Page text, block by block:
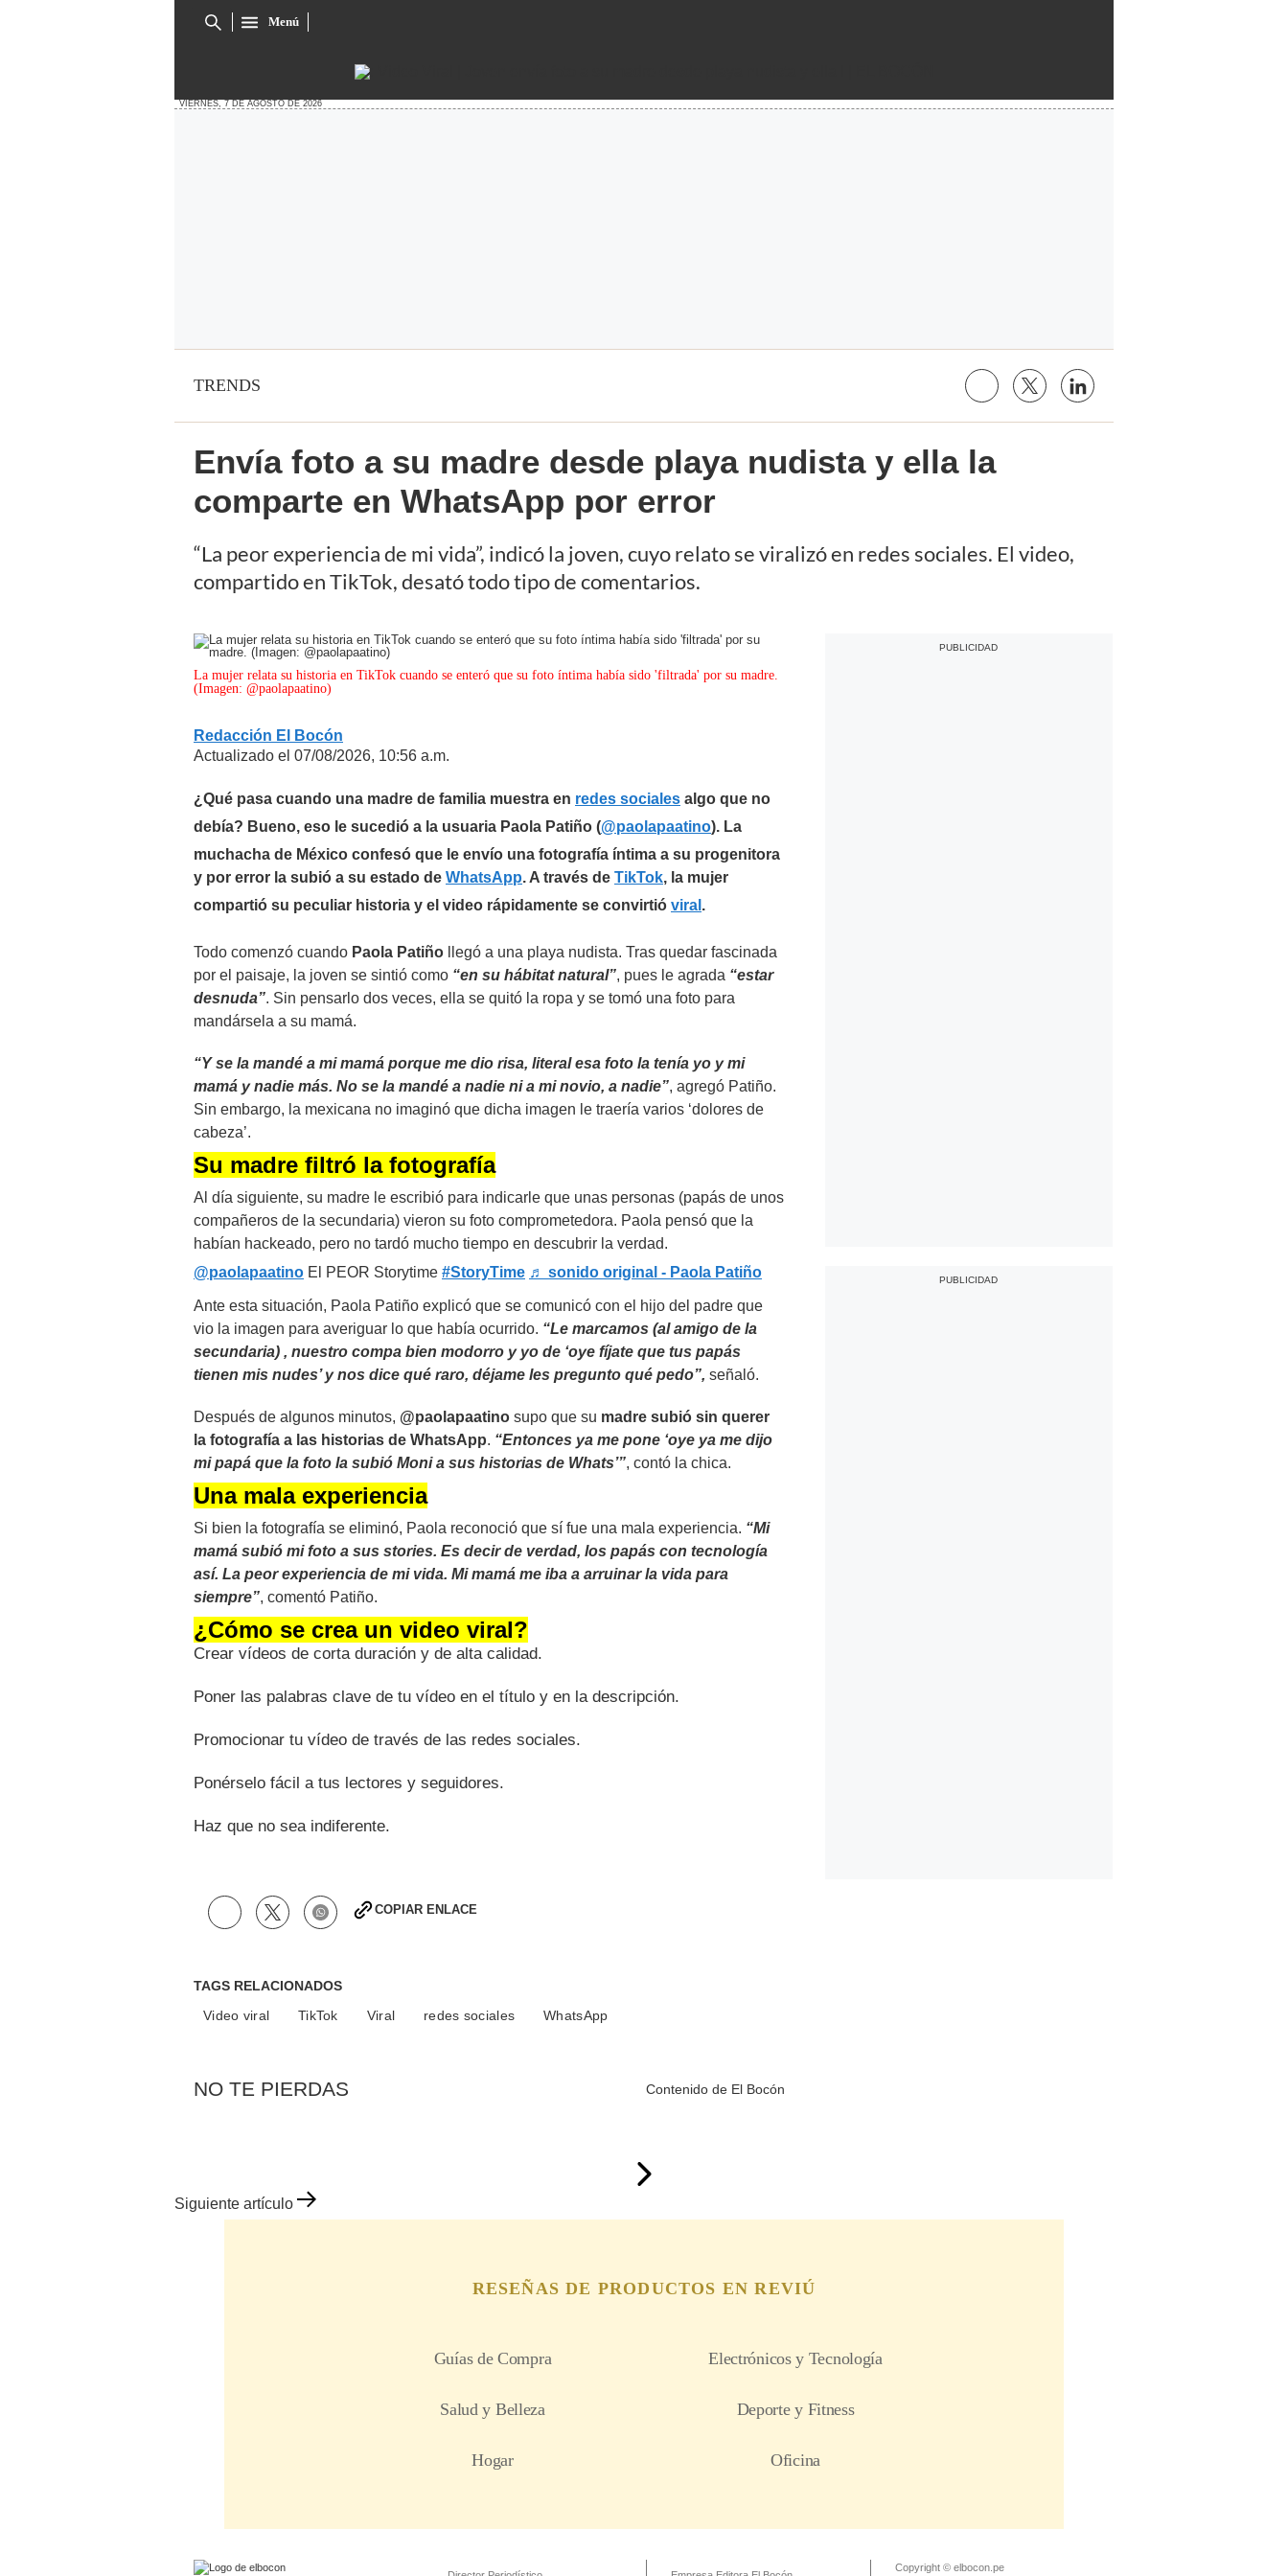
CuadroMenú
VIERNES, 7 DE AGOSTO DE 2026
TRENDS
Envía foto a su madre desde playa nudista y ella la
comparte en WhatsApp por error
“La peor experiencia de mi vida”, indicó la joven, cuyo relato se viralizó en redes sociales. El video,
compartido en TikTok, desató todo tipo de comentarios.
La mujer relata su historia en TikTok cuando se enteró que su foto íntima había sido 'filtrada' por su madre.
(Imagen: @paolapaatino)
Redacción El Bocón
Actualizado el 07/08/2026, 10:56 a.m.
¿Qué pasa cuando una madre de familia muestra en redes sociales algo que no
debía? Bueno, eso le sucedió a la usuaria Paola Patiño (@paolapaatino). La
muchacha de México confesó que le envío una fotografía íntima a su progenitora
y por error la subió a su estado de WhatsApp. A través de TikTok, la mujer
compartió su peculiar historia y el video rápidamente se convirtió viral .
Todo comenzó cuando Paola Patiño llegó a una playa nudista. Tras quedar fascinada
por el paisaje, la joven se sintió como “en su hábitat natural”, pues le agrada “estar
desnuda”. Sin pensarlo dos veces, ella se quitó la ropa y se tomó una foto para
mandársela a su mamá.
“Y se la mandé a mi mamá porque me dio risa, literal esa foto la tenía yo y mi
mamá y nadie más. No se la mandé a nadie ni a mi novio, a nadie”, agregó Patiño.
Sin embargo, la mexicana no imaginó que dicha imagen le traería varios ‘dolores de
cabeza’.
Su madre filtró la fotografía
Al día siguiente, su madre le escribió para indicarle que unas personas (papás de unos
compañeros de la secundaria) vieron su foto comprometedora. Paola pensó que la
habían hackeado, pero no tardó mucho tiempo en descubrir la verdad.
@paolapaatino El PEOR Storytime #StoryTime ♬ sonido original - Paola Patiño
Ante esta situación, Paola Patiño explicó que se comunicó con el hijo del padre que
vio la imagen para averiguar lo que había ocurrido. “Le marcamos (al amigo de la
secundaria) , nuestro compa bien modorro y yo de ‘oye fíjate que tus papás
tienen mis nudes’ y nos dice qué raro, déjame les pregunto qué pedo”, señaló.
Después de algunos minutos, @paolapaatino supo que su madre subió sin querer
la fotografía a las historias de WhatsApp. “Entonces ya me pone ‘oye ya me dijo
mi papá que la foto la subió Moni a sus historias de Whats’”, contó la chica.
Una mala experiencia
Si bien la fotografía se eliminó, Paola reconoció que sí fue una mala experiencia. “Mi
mamá subió mi foto a sus stories. Es decir de verdad, los papás con tecnología
así. La peor experiencia de mi vida. Mi mamá me iba a arruinar la vida para
siempre”, comentó Patiño.
¿Cómo se crea un video viral?
Crear vídeos de corta duración y de alta calidad.
Poner las palabras clave de tu vídeo en el título y en la descripción.
Promocionar tu vídeo de través de las redes sociales.
Ponérselo fácil a tus lectores y seguidores.
Haz que no sea indiferente.
COPIAR ENLACE
TAGS RELACIONADOS
Video viral
TikTok Viral redes sociales WhatsApp
NO TE PIERDAS Contenido de El Bocón
Siguiente artículo
Copyright © elbocon.pe